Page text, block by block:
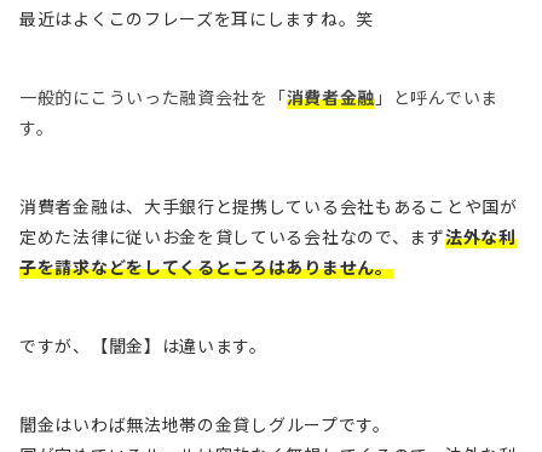
最近はよくこのフレーズを耳にしますね。笑
一般的にこういった融資会社を「消費者金融 」と呼んでいま
す。
消費者金融は、大手銀行と提携している会社もあることや国が
定めた法律に従いお金を貸している会社なので、まず法外な利
子を請求などをしてくるところはありません。
ですが、【闇金】は違います。
闇金はいわば無法地帯の金貸しグループです。